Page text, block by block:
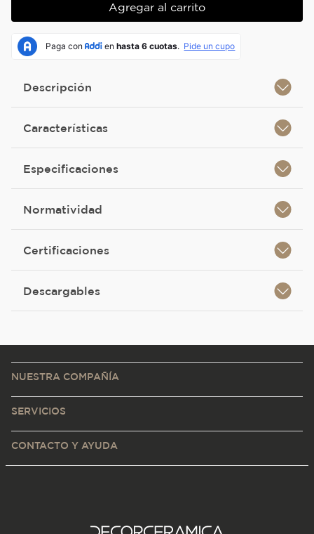
Agregar al carrito
Descripción
Características
Especificaciones
Normatividad
Certificaciones
Descargables
NUESTRA COMPAÑÍA
SERVICIOS
CONTACTO Y AYUDA